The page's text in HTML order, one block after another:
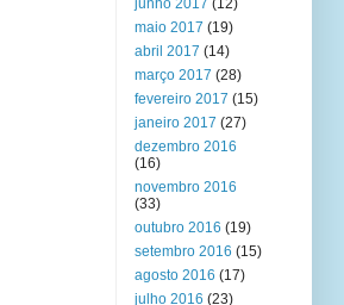
junho 2017 (12)
maio 2017 (19)
abril 2017 (14)
março 2017 (28)
fevereiro 2017 (15)
janeiro 2017 (27)
dezembro 2016
(16)
novembro 2016
(33)
outubro 2016 (19)
setembro 2016 (15)
agosto 2016 (17)
julho 2016 (23)